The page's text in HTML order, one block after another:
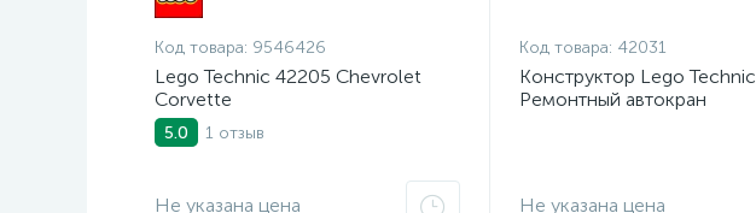
Код товара: 9546426
Lego Technic 42205 Chevrolet
Corvette
5.0 1 отзыв
Не указана цена
Код товара: 42031
Конструктор Lego Technic
Ремонтный автокран
Не указана цена